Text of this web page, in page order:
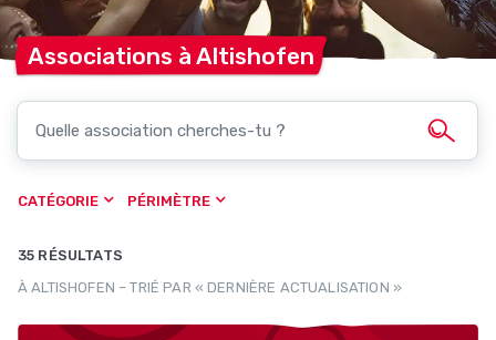
Associations à Altishofen
CATÉGORIE PÉRIMÈTRE
35 RÉSULTATS
À ALTISHOFEN – TRIÉ PAR « DERNIÈRE ACTUALISATION »